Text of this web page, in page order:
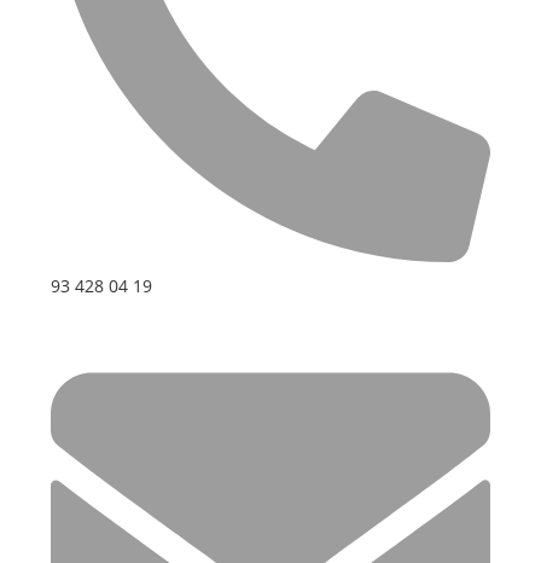
93 428 04 19